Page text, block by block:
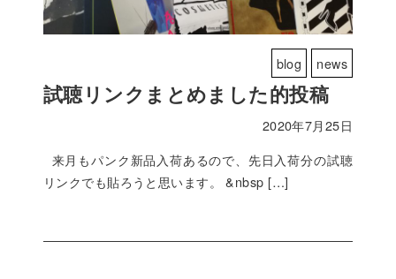
blog news
試聴リンクまとめました的投稿
2020年7月25日
来月もパンク新品入荷あるので、先日入荷分の試聴
リンクでも貼ろうと思います。 &nbsp […]